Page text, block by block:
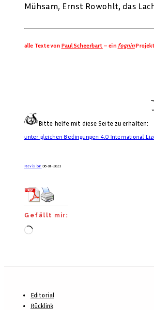
Mühsam, Ernst Rowohlt, das
alle Texte von Paul Scheerbart – ein fognin
Bitte helfe mit diese Seite zu erhalten:
unter gleichen Bedingungen 4.0 International
Revision 06-01-2023
Gefällt mir:
Wird
Footer-
Editorial
Rücklink